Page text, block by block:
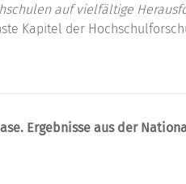
auf vielfältige
Kapitel der
Ergebnisse aus der